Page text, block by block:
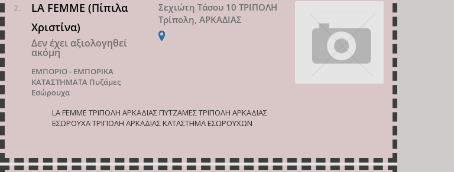
LA FEMME (Πίπιλα
Χριστίνα)
Δεν έχει αξιολογηθεί
ακόμη
ΕΜΠΟΡΙΟ - ΕΜΠΟΡΙΚΑ
ΚΑΤΑΣΤΗΜΑΤΑ Πυζάμες
Εσώρουχα
Σεχιώτη Τάσου 10 ΤΡΙΠΟΛΗ
Τρίπολη, ΑΡΚΑΔΙΑΣ
LA FEMME ΤΡΙΠΟΛΗ ΑΡΚΑΔΙΑΣ ΠΥΤΖΑΜΕΣ ΤΡΙΠΟΛΗ ΑΡΚΑΔΙΑΣ
ΕΣΩΡΟΥΧΑ ΤΡΙΠΟΛΗ ΑΡΚΑΔΙΑΣ ΚΑΤΑΣΤΗΜΑ ΕΣΩΡΟΥΧΩΝ